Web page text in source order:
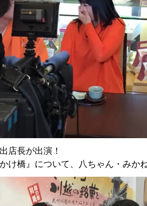
店長が出演！
け橋』について、八ちゃん・みか